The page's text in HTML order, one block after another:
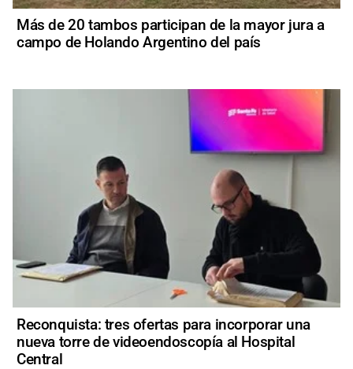
Más de 20 tambos participan de la mayor jura a
campo de Holando Argentino del país
Reconquista: tres ofertas para incorporar una
nueva torre de videoendoscopía al Hospital
Central